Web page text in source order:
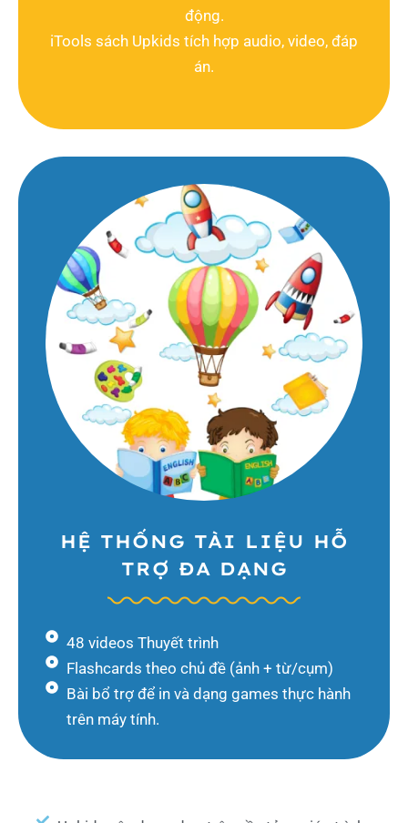
động.
iTools sách Upkids tích hợp audio, video, đáp
án.
HỆ THỐNG TÀI LIỆU HỖ
TRỢ ĐA DẠNG
48 videos Thuyết trình
Flashcards theo chủ đề (ảnh + từ/cụm)
Bài bổ trợ để in và dạng games thực hành
trên máy tính.